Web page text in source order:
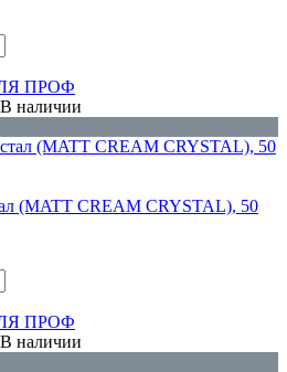
ПРОФ
В наличии
(MATT CREAM CRYSTAL), 50
ПРОФ
В наличии